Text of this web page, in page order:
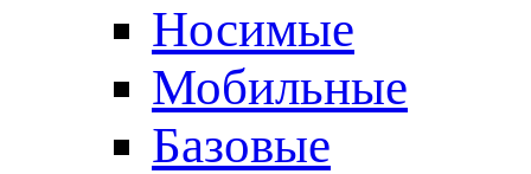
Носимые
Мобильные
Базовые